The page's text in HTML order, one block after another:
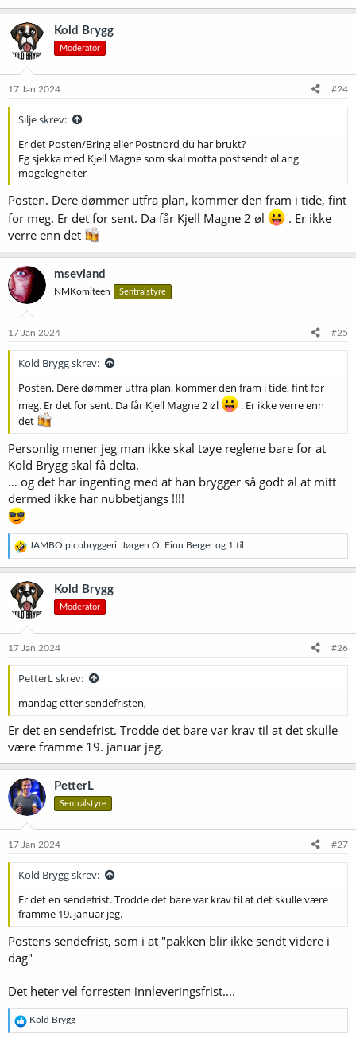
Kold Brygg
Moderator
17 Jan 2024 #24
Silje skrev:
Er det Posten/Bring eller Postnord du har brukt?
Eg sjekka med Kjell Magne som skal motta postsendt øl ang
mogelegheiter
Posten. Dere dømmer utfra plan, kommer den fram i tide, fint
for meg. Er det for sent. Da får Kjell Magne 2 øl
. Er ikke
verre enn det
msevland
NMKomiteen Sentralstyre
17 Jan 2024 #25
Kold Brygg skrev:
Posten. Dere dømmer utfra plan, kommer den fram i tide, fint for
meg. Er det for sent. Da får Kjell Magne 2 øl
. Er ikke verre enn
det
Personlig mener jeg man ikke skal tøye reglene bare for at
Kold Brygg skal få delta.
… og det har ingenting med at han brygger så godt øl at mitt
dermed ikke har nubbetjangs !!!!
R
e
a
k
s
j
o
e
JAMBO picobryggeri Jørgen O Finn Bergerog 1 til
Kold Brygg
Moderator
17 Jan 2024 #26
PetterL skrev:
mandag etter sendefristen,
Er det en sendefrist. Trodde det bare var krav til at det skulle
være framme 19. januar jeg.
PetterL
Sentralstyre
17 Jan 2024 #27
Kold Brygg skrev:
Er det en sendefrist. Trodde det bare var krav til at det skulle være
framme 19. januar jeg.
Postens sendefrist, som i at "pakken blir ikke sendt videre i
dag"
Det heter vel forresten innleveringsfrist....
R
e
Kold Brygg